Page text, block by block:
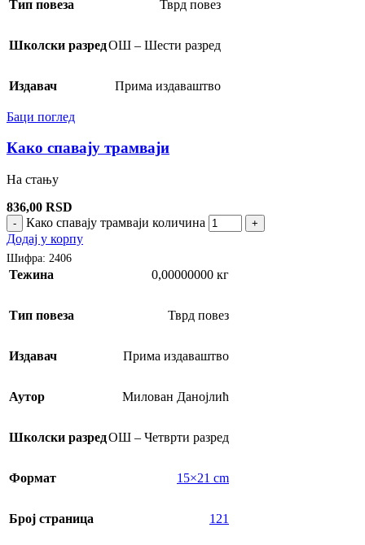
Тип повеза Тврд повез
Школски разредОШ – Шести разред
Издавач Прима издаваштво
Баци поглед
Како спавају трамваји
На стању
836,00 RSD
- Како спавају трамваји количина +
Додај у корпу
Шифра: 2406
Тежина 0,00000000 кг
Тип повеза Тврд повез
Издавач Прима издаваштво
Аутор Милован Данојлић
Школски разредОШ – Четврти разред
Формат 15×21 cm
Број страница 121